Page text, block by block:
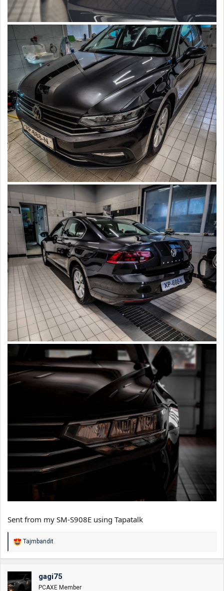
Sent from my SM-S908E using Tapatalk
R
o
v
a
Tajmbandit
gagi75
PCAXE Member